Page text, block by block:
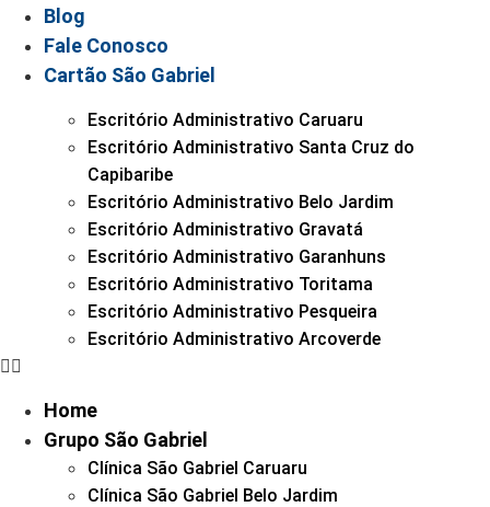
Blog
Fale Conosco
Cartão São Gabriel
Escritório Administrativo Caruaru
Escritório Administrativo Santa Cruz do
Capibaribe
Escritório Administrativo Belo Jardim
Escritório Administrativo Gravatá
Escritório Administrativo Garanhuns
Escritório Administrativo Toritama
Escritório Administrativo Pesqueira
Escritório Administrativo Arcoverde
Home
Grupo São Gabriel
Clínica São Gabriel Caruaru
Clínica São Gabriel Belo Jardim